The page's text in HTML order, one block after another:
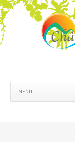
MENU